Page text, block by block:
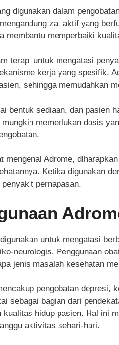
digunakan dalam
zat aktif yang
membantu memperbaiki
terapi untuk mengatasi
kerja yang spesifik,
sehingga memudahkan
bentuk sediaan, dan pasien
memerlukan dosis
mengenai Adrome,
Ketika digunakan
pernapasan.
untuk mengatasi
neurologis. Penggunaan
jenis masalah kesehatan
pengobatan depresi,
sebagai bagian dari
hidup pasien. Hal ini
aktivitas sehari-hari.